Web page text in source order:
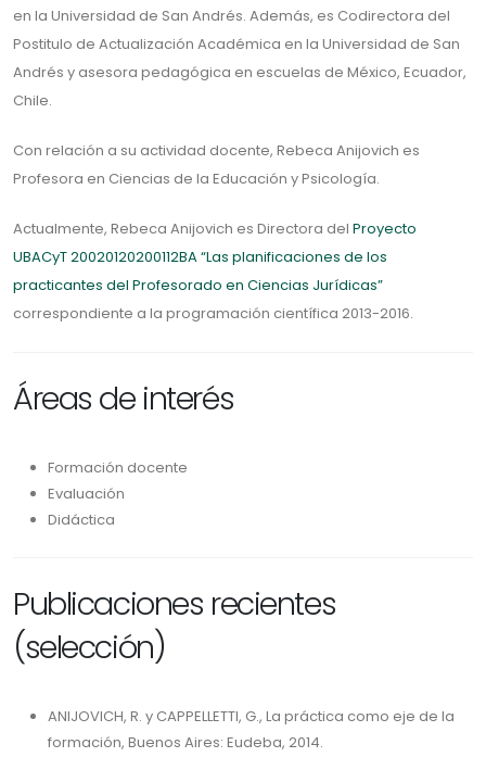
en la Universidad de San Andrés. Además, es Codirectora del
Postitulo de Actualización Académica en la Universidad de San
Andrés y asesora pedagógica en escuelas de México, Ecuador,
Chile.
Con relación a su actividad docente, Rebeca Anijovich es
Profesora en Ciencias de la Educación y Psicología.
Actualmente, Rebeca Anijovich es Directora del Proyecto
UBACyT 20020120200112BA “Las planificaciones de los
practicantes del Profesorado en Ciencias Jurídicas”
correspondiente a la programación científica 2013-2016.
Áreas de interés
Formación docente
Evaluación
Didáctica
Publicaciones recientes
(selección)
ANIJOVICH, R. y CAPPELLETTI, G., La práctica como eje de la
formación, Buenos Aires: Eudeba, 2014.